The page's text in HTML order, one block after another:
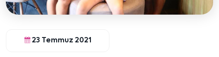
23 Temmuz 2021